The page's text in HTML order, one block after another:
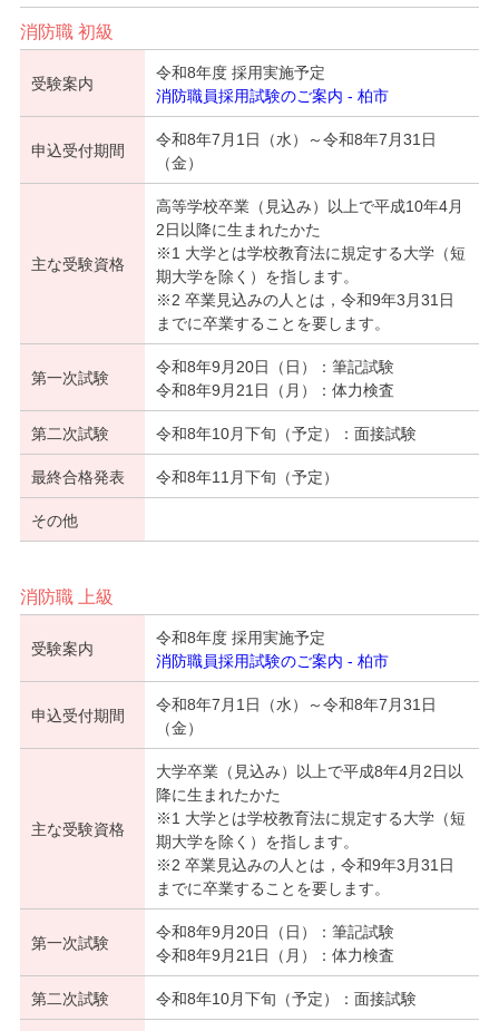
消防職 初級
受験案内
令和8年度 採用実施予定
消防職員採用試験のご案内 - 柏市
申込受付期間
令和8年7月1日（水）～令和8年7月31日
（金）
主な受験資格
高等学校卒業（見込み）以上で平成10年4月
2日以降に生まれたかた
※1 大学とは学校教育法に規定する大学（短
期大学を除く）を指します。
※2 卒業見込みの人とは，令和9年3月31日
までに卒業することを要します。
第一次試験
令和8年9月20日（日）：筆記試験
令和8年9月21日（月）：体力検査
第二次試験 令和8年10月下旬（予定）：面接試験
最終合格発表 令和8年11月下旬（予定）
その他
消防職 上級
受験案内
令和8年度 採用実施予定
消防職員採用試験のご案内 - 柏市
申込受付期間
令和8年7月1日（水）～令和8年7月31日
（金）
主な受験資格
大学卒業（見込み）以上で平成8年4月2日以
降に生まれたかた
※1 大学とは学校教育法に規定する大学（短
期大学を除く）を指します。
※2 卒業見込みの人とは，令和9年3月31日
までに卒業することを要します。
第一次試験
令和8年9月20日（日）：筆記試験
令和8年9月21日（月）：体力検査
第二次試験 令和8年10月下旬（予定）：面接試験